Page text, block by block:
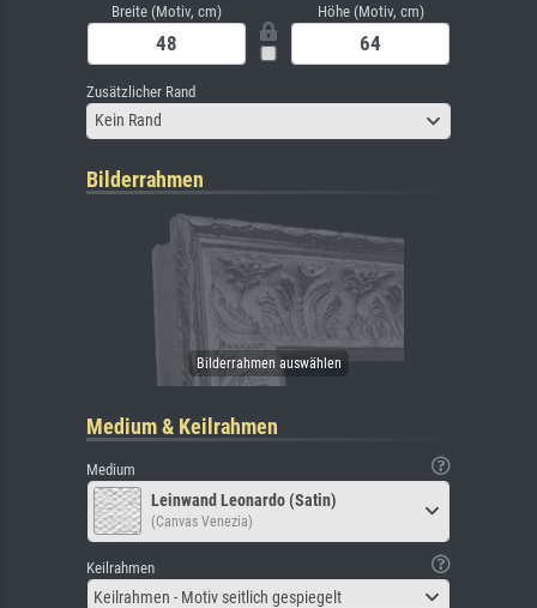
Breite (Motiv, cm) Höhe (Motiv, cm)
Zusätzlicher Rand
Kein Rand
Bilderrahmen
Medium & Keilrahmen
Medium
Leinwand Leonardo (Satin)
(Canvas Venezia)
Keilrahmen
Keilrahmen - Motiv seitlich gespiegelt